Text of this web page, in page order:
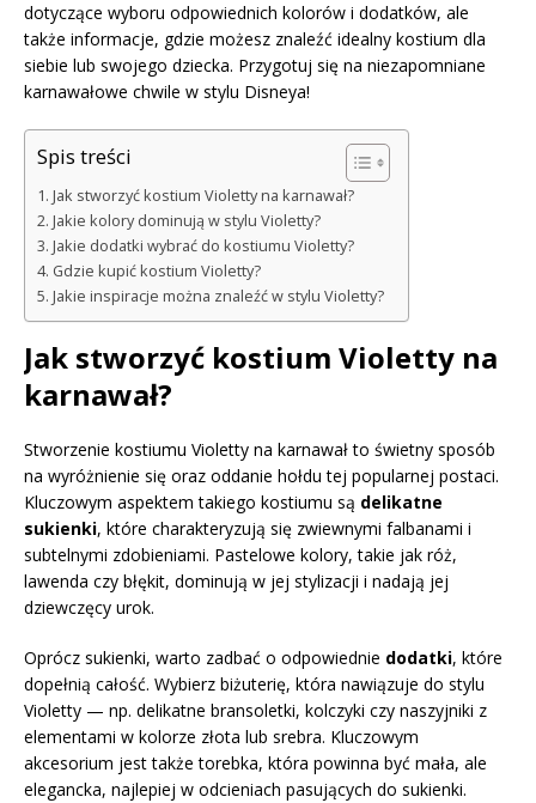
dotyczące wyboru odpowiednich kolorów i dodatków, ale
także informacje, gdzie możesz znaleźć idealny kostium dla
siebie lub swojego dziecka. Przygotuj się na niezapomniane
karnawałowe chwile w stylu Disneya!
Spis treści
Jak stworzyć kostium Violetty na karnawał?
Jakie kolory dominują w stylu Violetty?
Jakie dodatki wybrać do kostiumu Violetty?
Gdzie kupić kostium Violetty?
Jakie inspiracje można znaleźć w stylu Violetty?
Jak stworzyć kostium Violetty na
karnawał?
Stworzenie kostiumu Violetty na karnawał to świetny sposób
na wyróżnienie się oraz oddanie hołdu tej popularnej postaci.
Kluczowym aspektem takiego kostiumu są delikatne
sukienki, które charakteryzują się zwiewnymi falbanami i
subtelnymi zdobieniami. Pastelowe kolory, takie jak róż,
lawenda czy błękit, dominują w jej stylizacji i nadają jej
dziewczęcy urok.
Oprócz sukienki, warto zadbać o odpowiednie dodatki, które
dopełnią całość. Wybierz biżuterię, która nawiązuje do stylu
Violetty — np. delikatne bransoletki, kolczyki czy naszyjniki z
elementami w kolorze złota lub srebra. Kluczowym
akcesorium jest także torebka, która powinna być mała, ale
elegancka, najlepiej w odcieniach pasujących do sukienki.